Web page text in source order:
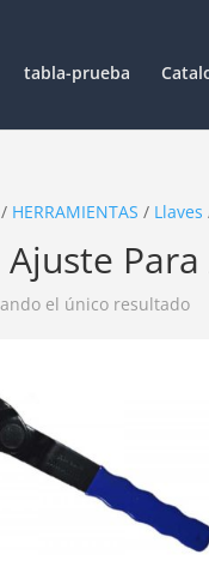
tabla-prueba
HERRAMIENTAS / Llaves
Ajuste
el único resultado